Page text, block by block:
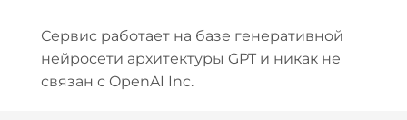
Сервис работает на базе генеративной
нейросети архитектуры GPT и никак не
связан с OpenAI Inc.